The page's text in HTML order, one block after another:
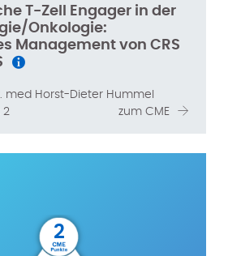
T-Zell Engager in der
Onkologie:
Management von CRS
med Horst-Dieter Hummel
2 zum CME
2